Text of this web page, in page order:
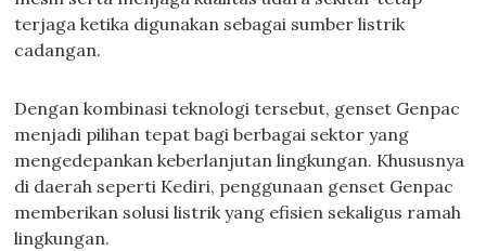
terjaga ketika digunakan sebagai sumber listrik
cadangan.
Dengan kombinasi teknologi tersebut, genset Genpac
menjadi pilihan tepat bagi berbagai sektor yang
mengedepankan keberlanjutan lingkungan. Khususnya
di daerah seperti Kediri, penggunaan genset Genpac
memberikan solusi listrik yang efisien sekaligus ramah
lingkungan.